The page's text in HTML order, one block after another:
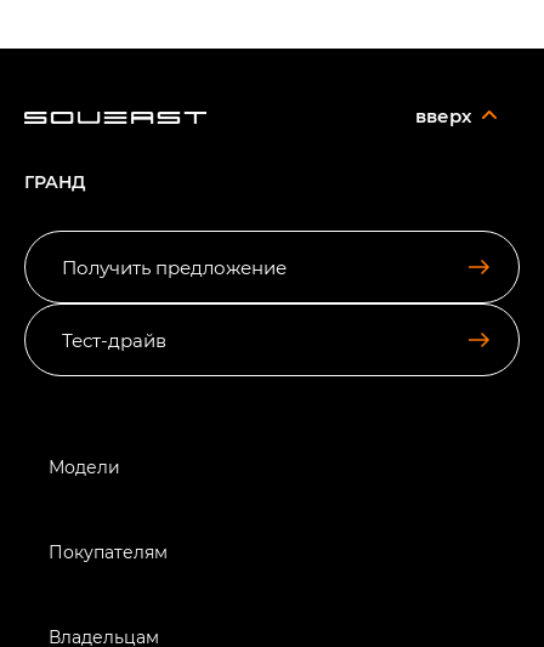
Получить предложение
Тест-драйв
вверх
ГРАНД
Модели
Покупателям
Владельцам